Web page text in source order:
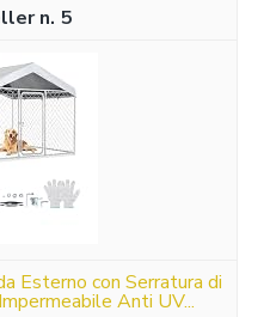
5
Esterno con Serratura di
Anti UV...